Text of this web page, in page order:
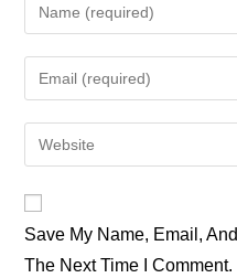
Your
Name
Or
To
Comment
Your
Email
Address
Your
URL
(optional)
Save My Name, Email,
The Next Time I Comment.